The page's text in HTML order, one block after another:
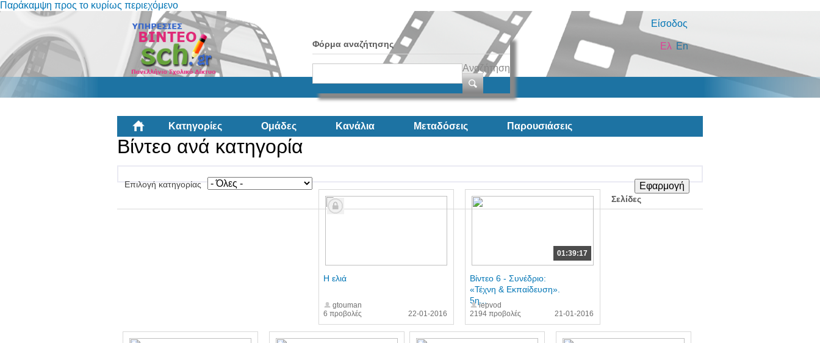
Παράκαμψη προς το κυρίως περιεχόμενο
Είσοδος
Φόρμα αναζήτησης
Αναζήτηση
En
Ελ
Κατηγορίες Ομάδες Κανάλια Μεταδόσεις Παρουσιάσεις
Βίντεο ανά κατηγορία
Επιλογή κατηγορίας
6 προβολές
Η ελιά
gtouman
22-01-2016
01:39:17
2194 προβολές
Βίντεο 6 - Συνέδριο:
«Τέχνη & Εκπαίδευση».
5η...iepvod
21-01-2016
Σελίδες